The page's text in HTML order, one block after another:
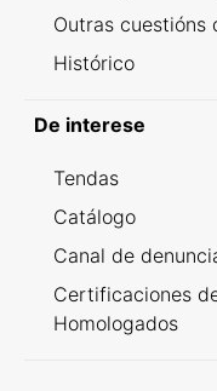
Outras cuestións
Histórico
De interese
Tendas
Catálogo
Canal de
Certificaciones
Homologados